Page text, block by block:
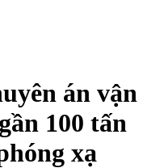
án vận
100 tấn
xạ